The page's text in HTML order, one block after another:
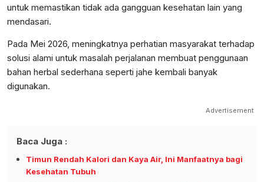
untuk memastikan tidak ada gangguan kesehatan lain yang
mendasari.
Pada Mei 2026, meningkatnya perhatian masyarakat terhadap
solusi alami untuk masalah perjalanan membuat penggunaan
bahan herbal sederhana seperti jahe kembali banyak
digunakan.
Advertisement
Baca Juga :
Timun Rendah Kalori dan Kaya Air, Ini Manfaatnya bagi
Kesehatan Tubuh